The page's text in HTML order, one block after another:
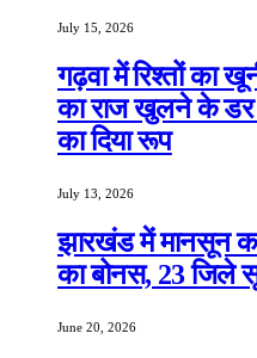
July 15, 2026
गढ़वा में रिश्तों का
का राज खुलने के डर
का दिया रूप
July 13, 2026
झारखंड में मानसून
का बोनस, 23 जिले
June 20, 2026